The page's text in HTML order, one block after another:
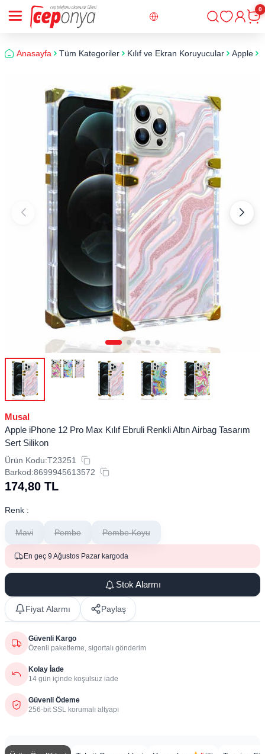
Giriş
0
Anasayfa Tüm Kategoriler Kılıf ve Ekran Koruyucular Apple
Musal
Apple iPhone 12 Pro Max Kılıf Ebruli Renkli Altın Airbag Tasarım
Sert Silikon
Ürün Kodu:T23251
Barkod:8699945613572
174,80 TL
Renk :
Mavi Pembe Pembe Koyu
En geç 9 Ağustos Pazar kargoda
Stok Alarmı
Fiyat Alarmı Paylaş
Güvenli Kargo
Özenli paketleme, sigortalı gönderim
Kolay İade
14 gün içinde koşulsuz iade
Güvenli Ödeme
256-bit SSL korumalı altyapı